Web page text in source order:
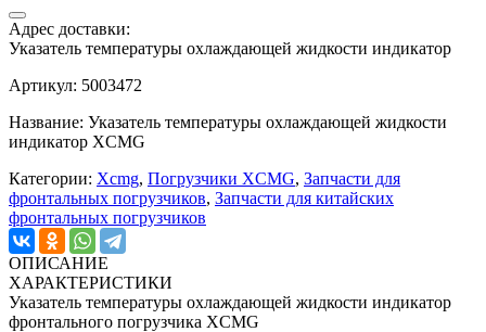
Адрес доставки:
Указатель температуры охлаждающей жидкости индикатор
Артикул: 5003472
Название: Указатель температуры охлаждающей жидкости
индикатор XCMG
Категории: Xcmg, Погрузчики XCMG, Запчасти для
фронтальных погрузчиков, Запчасти для китайских
фронтальных погрузчиков
ОПИСАНИЕ
ХАРАКТЕРИСТИКИ
Указатель температуры охлаждающей жидкости индикатор
фронтального погрузчика XCMG